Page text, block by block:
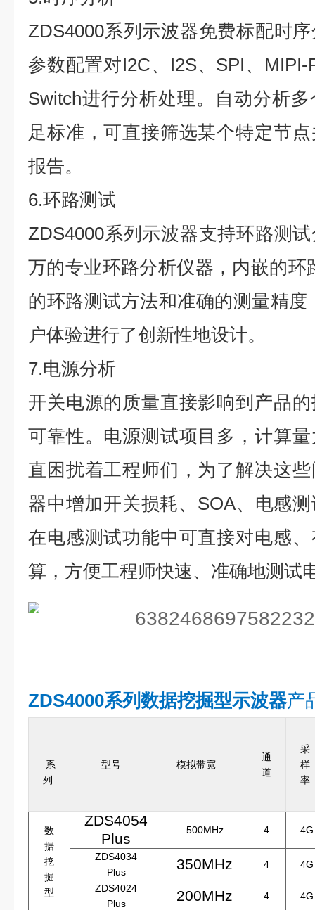
ZDS4000系列示波器免费标配时
参数配置对I2C、I2S、SPI、
Switch进行分析处理。自动分析
足标准，可直接筛选某个特定节
报告。
6.环路测试
ZDS4000系列示波器支持环路测
万的专业环路分析仪器，内嵌的环
的环路测试方法和准确的测量精
户体验进行了创新性地设计。
7.电源分析
开关电源的质量直接影响到产品
可靠性。电源测试项目多，计算
直困扰着工程师们，为了解决这
器中增加开关损耗、SOA、电感
在电感测试功能中可直接对电感
算，方便工程师快速、准确地测试
ZDS4000系列数据挖掘型示波器产
系
列
型号 模拟带宽
通
道
采
样
率
数
据
挖
掘
型
ZDS4054
Plus
500MHz 4 4G
ZDS4034
Plus
350MHz 4 4G
ZDS4024
Plus
200MHz 4 4G